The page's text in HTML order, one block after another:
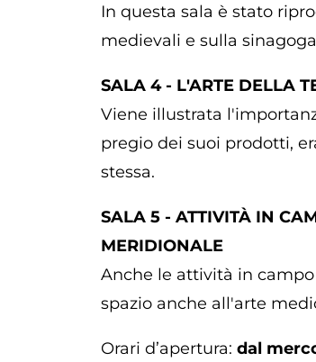
In questa sala è stato
medievali e sulla
SALA 4 - L'ARTE DELLA
Viene illustrata
pregio dei suoi prodotti,
stessa.
SALA 5 - ATTIVITÀ IN
MERIDIONALE
Anche le attività in
spazio anche all'arte
Orari d’apertura: dal